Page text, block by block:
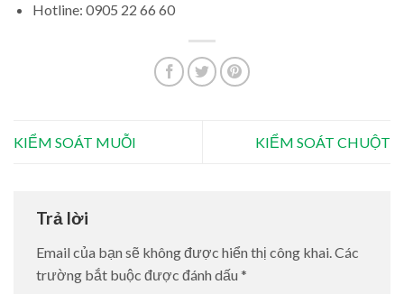
Hotline: 0905 22 66 60
KIỂM SOÁT MUỖI KIỂM SOÁT CHUỘT
Trả lời
Email của bạn sẽ không được hiển thị công khai.Các
trường bắt buộc được đánh dấu *